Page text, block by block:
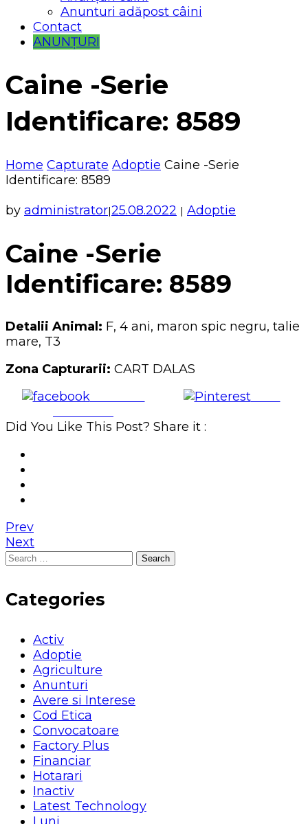
Anunturi adăpost câini
Contact
ANUNȚURI
Caine -Serie
Identificare: 8589
Home Capturate Adoptie Caine -Serie
Identificare: 8589
by administrator|25.08.2022 | Adoptie
Caine -Serie
Identificare: 8589
Detalii Animal: F, 4 ani, maron spic negru, talie
mare, T3
Zona Capturarii: CART DALAS
Share on
Save
Did You Like This Post? Share it :
Prev
Next
Search
Categories
Activ
Adoptie
Agriculture
Anunturi
Avere si Interese
Cod Etica
Convocatoare
Factory Plus
Financiar
Hotarari
Inactiv
Latest Technology